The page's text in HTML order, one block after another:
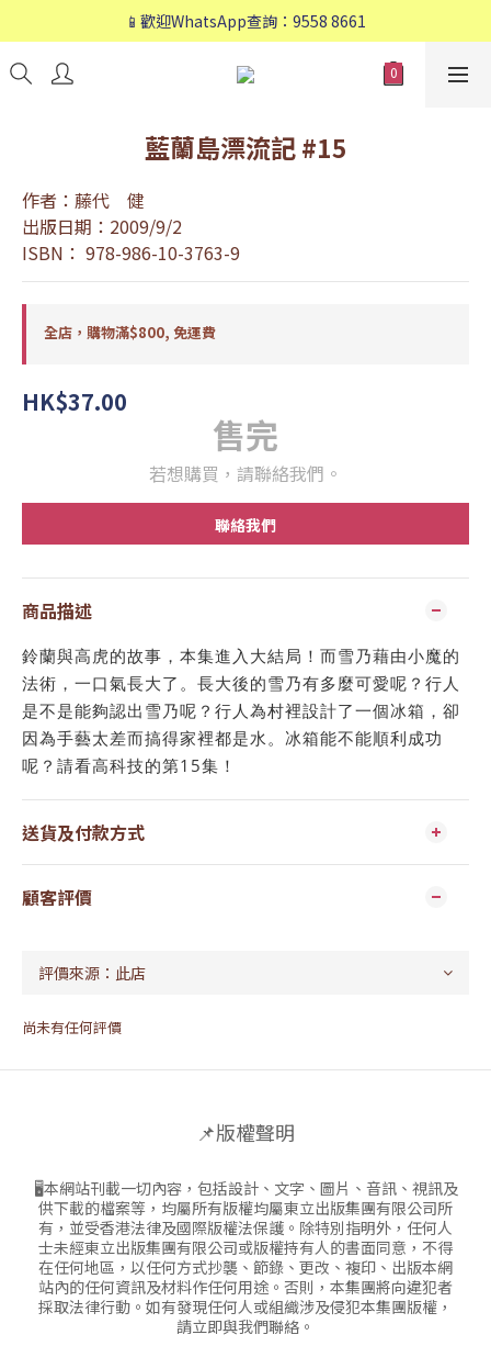
📱歡迎WhatsApp查詢：9558 8661
📱歡迎WhatsApp查詢：9558 8661
❤️會員專享：🛍購物滿💰HK$800，🚚免運費❤️
藍蘭島漂流記 #15
作者：藤代　健
出版日期：2009/9/2
ISBN： 978-986-10-3763-9
全店，購物滿$800, 免運費
HK$37.00
售完
若想購買，請聯絡我們。
聯絡我們
商品描述
鈴蘭與高虎的故事，本集進入大結局！而雪乃藉由小魔的
法術，一口氣長大了。長大後的雪乃有多麼可愛呢？行人
是不是能夠認出雪乃呢？行人為村裡設計了一個冰箱，卻
因為手藝太差而搞得家裡都是水。冰箱能不能順利成功
呢？請看高科技的第15集！
送貨及付款方式
顧客評價
尚未有任何評價
📌版權聲明
🖥本網站刊載一切內容，包括設計、文字、圖片、音訊、視訊及
供下載的檔案等，均屬所有版權均屬東立出版集團有限公司所
有，並受香港法律及國際版權法保護。除特別指明外，任何人
士未經東立出版集團有限公司或版權持有人的書面同意，不得
在任何地區，以任何方式抄襲、節錄、更改、複印、出版本網
站內的任何資訊及材料作任何用途。否則，本集團將向違犯者
採取法律行動。如有發現任何人或組織涉及侵犯本集團版權，
請立即與我們聯絡。